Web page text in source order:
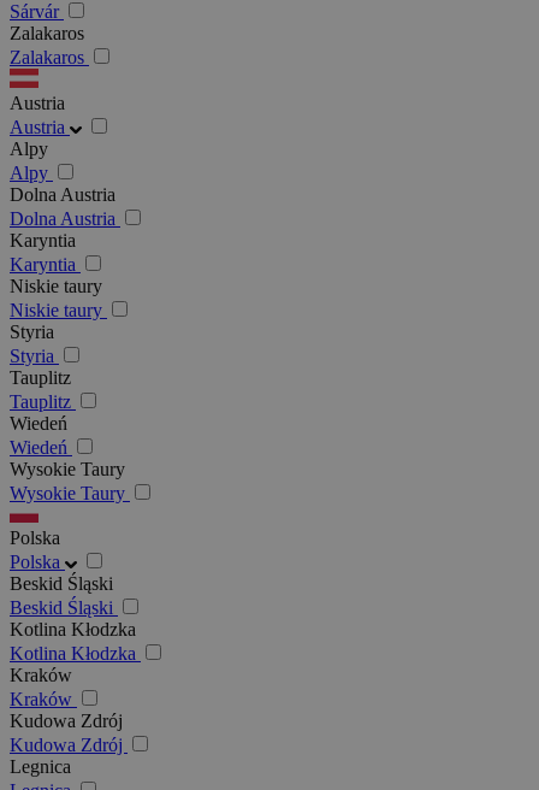
Sárvár
Zalakaros
Zalakaros
Austria
Austria
Alpy
Alpy
Dolna Austria
Dolna Austria
Karyntia
Karyntia
Niskie taury
Niskie taury
Styria
Styria
Tauplitz
Tauplitz
Wiedeń
Wiedeń
Wysokie Taury
Wysokie Taury
Polska
Polska
Beskid Śląski
Beskid Śląski
Kotlina Kłodzka
Kotlina Kłodzka
Kraków
Kraków
Kudowa Zdrój
Kudowa Zdrój
Legnica